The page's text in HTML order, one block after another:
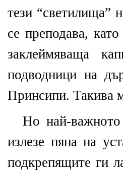
тези “светилища”
се преподава,
заклеймяваща
подводници на
Принсипи. Такива
Но най-
излезе пяна на
подкрепящите ги